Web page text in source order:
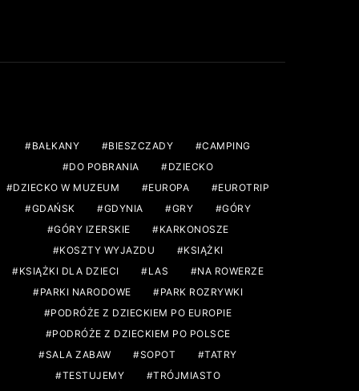
BAŁKANY BIESZCZADY
CAMPING
DO POBRANIA
DZIECKO
DZIECKO W MUZEUM
EUROPA
EUROTRIP
GDAŃSK
GDYNIA GRY
GÓRY
GÓRY IZERSKIE
KARKONOSZE
KOSZTY WYJAZDU
KSIĄŻKI
KSIĄŻKI DLA DZIECI
LAS
NA ROWERZE
PARKI NARODOWE
PARK ROZRYWKI
PODRÓŻE Z DZIECKIEM PO EUROPIE
PODRÓŻE Z DZIECKIEM PO POLSCE
SALA ZABAW
SOPOT
TATRY
TESTUJEMY
TRÓJMIASTO